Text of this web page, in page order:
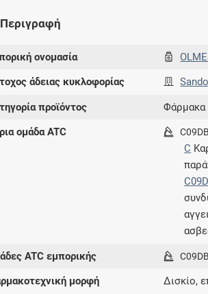
Περιγραφή
ονομασία
άδειας κυκλοφορίας
προϊόντος Φάρμακα
ομάδα ATC
C
C09D
ATC εμπορικής
μορφή Δισκίο,